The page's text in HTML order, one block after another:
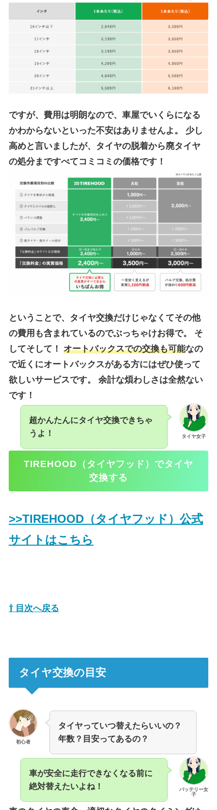
ですが、費用は明朗なので、車屋でいくらになる
かわからないといった不安はありませんよ。 少し
高めと言いましたが、タイヤの脱着から廃タイヤ
の処分まですべてコミコミの価格です！
ということで、タイヤ交換だけじゃなくてその他
の費用も含まれているのでぶっちゃけお得で。
そ
してそして！ オートバックスでの交換も可能なの
で近くにオートバックスがある方にはぜひ使って
欲しいサービスです。 余計な煩わしさは全然ない
です！
タイヤ女子
超かんたんにタイヤ交換できちゃ
うよ！
TIREHOOD（タイヤフッド）でタイヤ
交換する
>>TIREHOOD（タイヤフッド）公式
サイトはこちら
⇧ 目次へ戻る
タイヤ交換の目安
初心者
タイヤっていつ替えたらいいの？
年数？目安ってあるの？
バッテリー女
子
車が安全に走行できなくなる前に
絶対替えたいよね！